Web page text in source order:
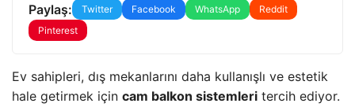
Paylaş: Twitter Facebook WhatsApp
Reddit
Pinterest
Ev sahipleri, dış mekanlarını daha kullanışlı ve estetik
hale getirmek için cam balkon sistemleri tercih ediyor.